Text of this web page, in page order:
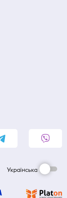
Українська